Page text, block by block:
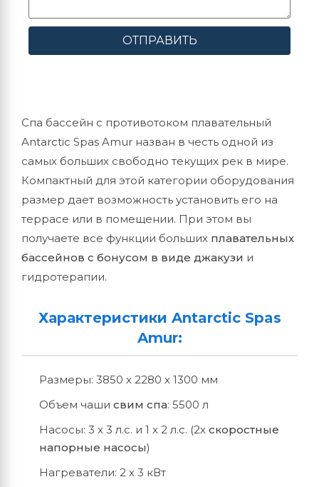
ОТПРАВИТЬ
Спа бассейн с противотоком плавательный
Antarctic Spas Amur назван в честь одной из
самых больших свободно текущих рек в мире.
Компактный для этой категории оборудования
размер дает возможность установить его на
террасе или в помещении. При этом вы
получаете все функции больших плавательных
бассейнов с бонусом в виде джакузи и
гидротерапии.
Характеристики Antarctic Spas
Amur:
Размеры: 3850 х 2280 х 1300 мм
Объем чаши свим спа: 5500 л
Насосы: 3 x 3 л.с. и 1 x 2 л.с. (2х скоростные
напорные насосы)
Нагреватели: 2 х 3 кВт